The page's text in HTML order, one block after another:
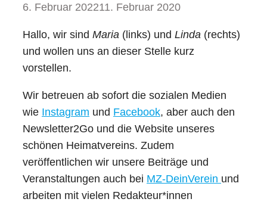
6. Februar 202211. Februar 2020
Hallo, wir sind Maria (links) und Linda (rechts)
und wollen uns an dieser Stelle kurz
vorstellen.
Wir betreuen ab sofort die sozialen Medien
wie Instagram und Facebook, aber auch den
Newsletter2Go und die Website unseres
schönen Heimatvereins. Zudem
veröffentlichen wir unsere Beiträge und
Veranstaltungen auch bei MZ-DeinVerein und
arbeiten mit vielen Redakteur*innen